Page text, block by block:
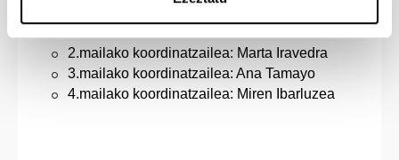
2.mailako koordinatzailea: Marta Iravedra
3.mailako koordinatzailea: Ana Tamayo
4.mailako koordinatzailea: Miren Ibarluzea